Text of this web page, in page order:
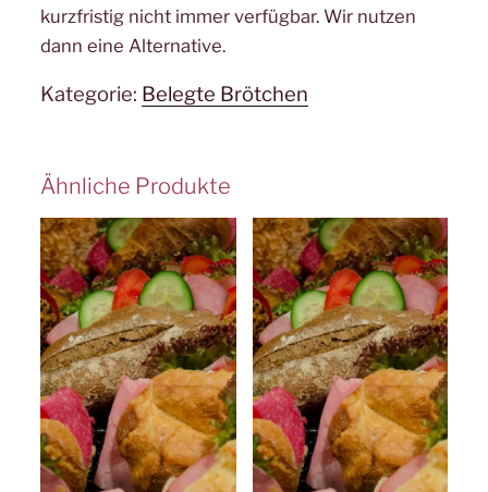
kurzfristig nicht immer verfügbar. Wir nutzen
dann eine Alternative.
Kategorie: Belegte Brötchen
Ähnliche Produkte